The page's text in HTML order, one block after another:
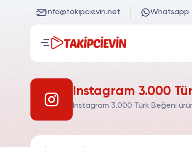
info@takipcievin.net Whatsapp
Instagram 3.000
Instagram 3.000 Türk Beğeni